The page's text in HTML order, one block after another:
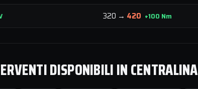
320 → 420 +100 Nm
DISPONIBILI IN CENTRALINA